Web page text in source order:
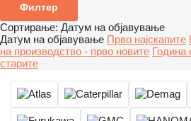
Филтер
Сортирање: Датум на објавување
Датум на објавување Прво најскапите
на производство - прво новите Година
старите